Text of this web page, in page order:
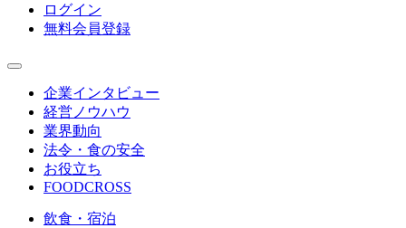
ログイン
無料会員登録
企業インタビュー
経営ノウハウ
業界動向
法令・食の安全
お役立ち
FOODCROSS
飲食・宿泊